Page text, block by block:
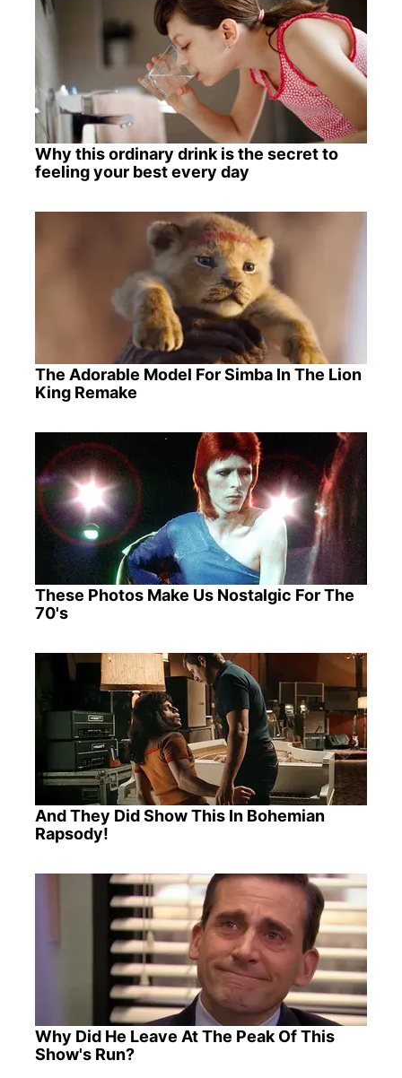
Why this ordinary drink is the secret to
feeling your best every day
The Adorable Model For Simba In The Lion
King Remake
These Photos Make Us Nostalgic For The
70's
And They Did Show This In Bohemian
Rapsody!
Why Did He Leave At The Peak Of This
Show's Run?